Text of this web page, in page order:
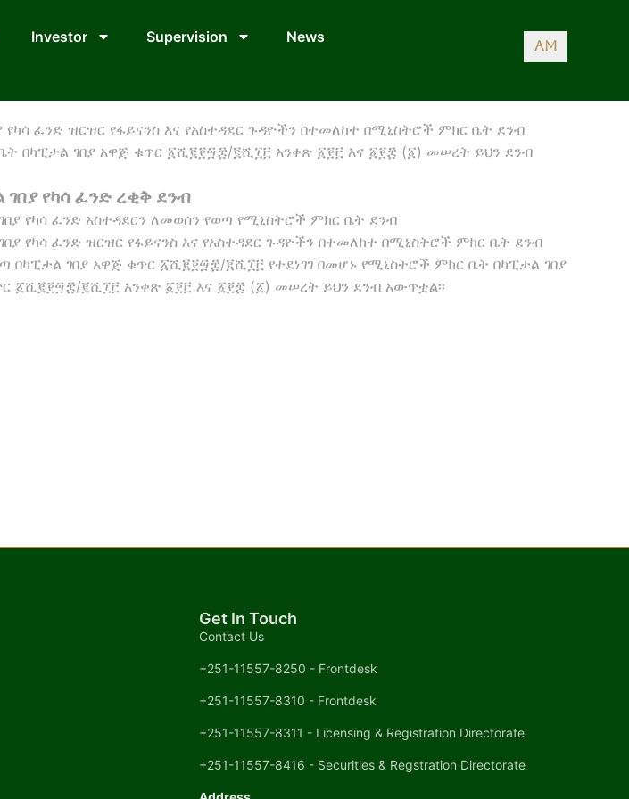
Investor Supervision News
AM
ፈንድ ዝርዝር የፋይናንስ እና የአስተዳደር ጉዳዮችን በተመለከተ በሚኒስትሮች ምክር ቤት ደንብ
በካፒታል ገበያ አዋጅ ቁጥር ፩ሺ፪፻፵፰/፪ሺ፲፫ አንቀጽ ፩፻፫ እና ፩፻፰ (፩) መሠረት ይህን ደንብ
ገበያ የካሳ ፈንድ ረቂቅ ደንብ
የካሳ ፈንድ አስተዳደርን ለመወሰን የወጣ የሚኒስትሮች ምክር ቤት ደንብ
የካሳ ፈንድ ዝርዝር የፋይናንስ እና የአስተዳደር ጉዳዮችን በተመለከተ በሚኒስትሮች ምክር ቤት ደንብ
በካፒታል ገበያ አዋጅ ቁጥር ፩ሺ፪፻፵፰/፪ሺ፲፫ የተደነገገ በመሆኑ የሚኒስትሮች ምክር ቤት በካፒታል ገበያ
፩ሺ፪፻፵፰/፪ሺ፲፫ አንቀጽ ፩፻፫ እና ፩፻፰ (፩) መሠረት ይህን ደንብ አውጥቷል፡፡
Get In Touch
Contact Us
+251-11557-8250 - Frontdesk
+251-11557-8310 - Frontdesk
+251-11557-8311 - Licensing & Registration Directorate
+251-11557-8416 - Securities & Regstration Directorate